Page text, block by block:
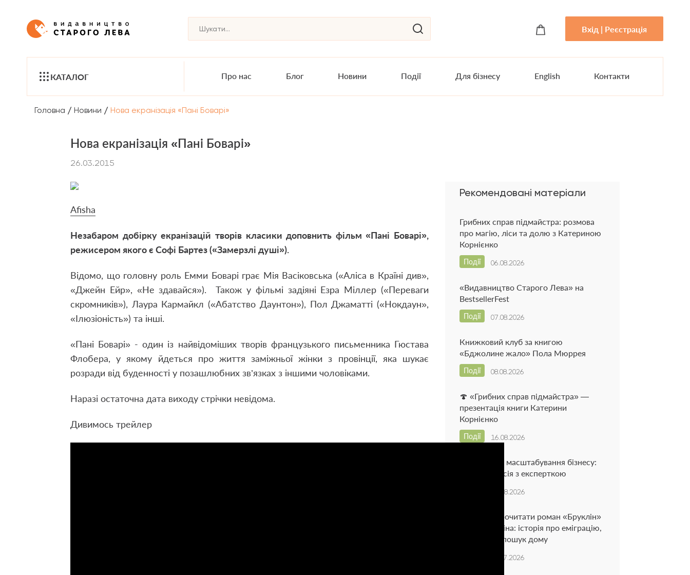
Вхід | Реєстрація
КАТАЛОГ Про нас Блог Новини Події Для бізнесу English Контакти
Головна / Новини / Нова екранізація «Пані Боварі»
Нова екранізація «Пані Боварі»
26.03.2015
Аfisha
Незабаром добірку екранізацій творів класики доповнить фільм «Пані Боварі»,
режисером якого є Софі Бартез («Замерзлі душі»).
Відомо, що головну роль Емми Боварі грає Мія Васіковська («Аліса в Країні див»,
«Джейн Ейр», «Не здавайся»). Також у фільмі задіяні Езра Міллер («Переваги
скромників»), Лаура Кармайкл («Абатство Даунтон»), Пол Джаматті («Нокдаун»,
«Ілюзіоність») та інші.
«Пані Боварі» - один із найвідоміших творів французького письменника Гюстава
Флобера, у якому йдеться про життя заміжньої жінки з провінції, яка шукає
розради від буденності у позашлюбних зв’язках з іншими чоловіками.
Наразі остаточна дата виходу стрічки невідома.
Дивимось трейлер
Рекомендовані матеріали
Грибних справ підмайстра: розмова
про магію, ліси та долю з Катериною
Корнієнко
06.08.2026
Події
«Видавництво Старого Лева» на
BestsellerFest
07.08.2026
Події
Книжковий клуб за книгою
«Бджолине жало» Пола Мюррея
08.08.2026
Події
🍄 «Грибних справ підмайстра» —
презентація книги Катерини
Корнієнко
16.08.2026
Події
📈 Стратегії масштабування бізнесу:
жива дискусія з експерткою
23.08.2026
5 причин прочитати роман «Бруклін»
Колма Тойбіна: історія про еміграцію,
кохання та пошук дому
24.07.2026